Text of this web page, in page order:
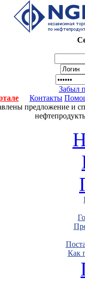
Забыл
Контакты
предложение и
Как